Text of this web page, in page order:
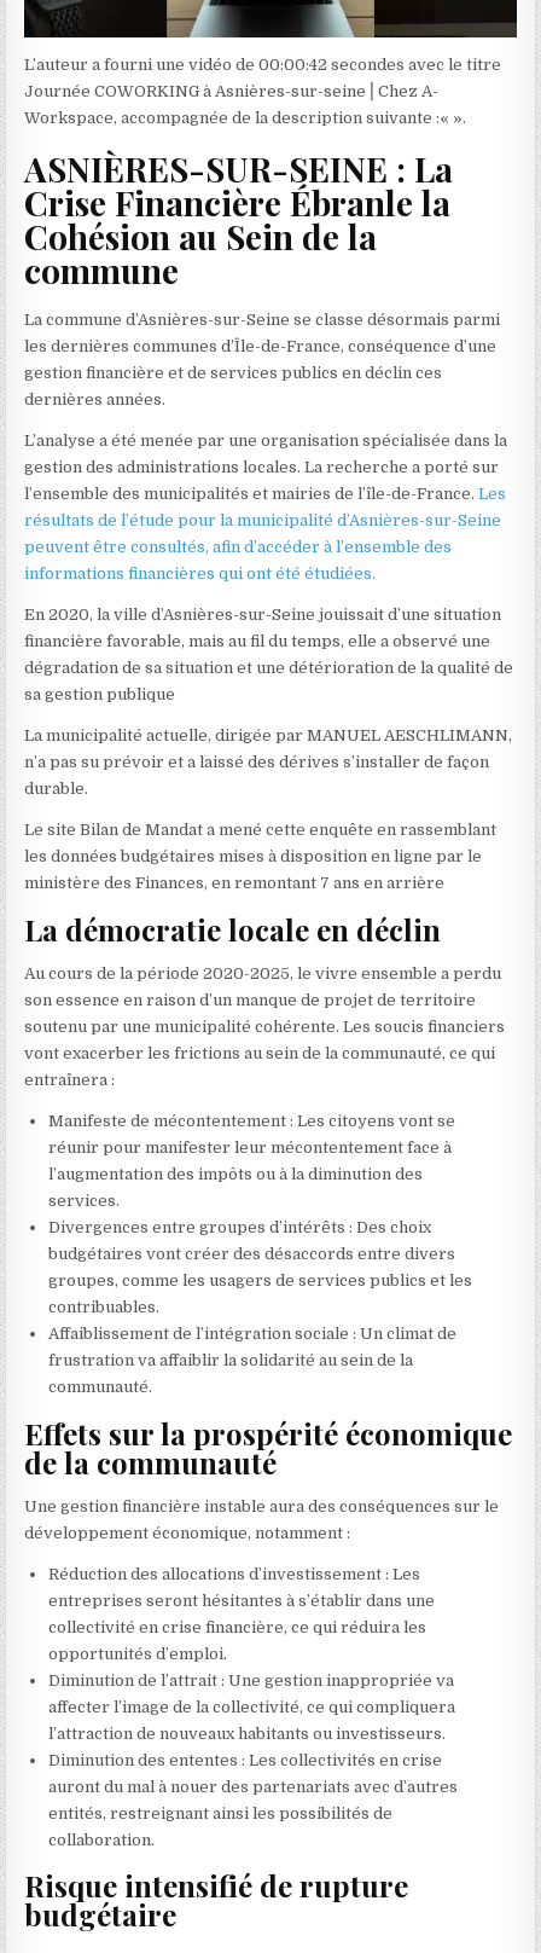
L’auteur a fourni une vidéo de 00:00:42 secondes avec le titre
Journée COWORKING à Asnières-sur-seine⎪Chez A-
Workspace, accompagnée de la description suivante :« ».
ASNIÈRES-SUR-SEINE : La
Crise Financière Ébranle la
Cohésion au Sein de la
commune
La commune d’Asnières-sur-Seine se classe désormais parmi
les dernières communes d’Île-de-France, conséquence d’une
gestion financière et de services publics en déclin ces
dernières années.
L’analyse a été menée par une organisation spécialisée dans la
gestion des administrations locales. La recherche a porté sur
l’ensemble des municipalités et mairies de l’île-de-France.Les
résultats de l’étude pour la municipalité d’Asnières-sur-Seine
peuvent être consultés, afin d’accéder à l’ensemble des
informations financières qui ont été étudiées.
En 2020, la ville d’Asnières-sur-Seine jouissait d’une situation
financière favorable, mais au fil du temps, elle a observé une
dégradation de sa situation et une détérioration de la qualité de
sa gestion publique
La municipalité actuelle, dirigée par MANUEL AESCHLIMANN,
n’a pas su prévoir et a laissé des dérives s’installer de façon
durable.
Le site Bilan de Mandat a mené cette enquête en rassemblant
les données budgétaires mises à disposition en ligne par le
ministère des Finances, en remontant 7 ans en arrière
La démocratie locale en déclin
Au cours de la période 2020-2025, le vivre ensemble a perdu
son essence en raison d’un manque de projet de territoire
soutenu par une municipalité cohérente. Les soucis financiers
vont exacerber les frictions au sein de la communauté, ce qui
entraînera :
Manifeste de mécontentement : Les citoyens vont se
réunir pour manifester leur mécontentement face à
l’augmentation des impôts ou à la diminution des
services.
Divergences entre groupes d’intérêts : Des choix
budgétaires vont créer des désaccords entre divers
groupes, comme les usagers de services publics et les
contribuables.
Affaiblissement de l’intégration sociale : Un climat de
frustration va affaiblir la solidarité au sein de la
communauté.
Effets sur la prospérité économique
de la communauté
Une gestion financière instable aura des conséquences sur le
développement économique, notamment :
Réduction des allocations d’investissement : Les
entreprises seront hésitantes à s’établir dans une
collectivité en crise financière, ce qui réduira les
opportunités d’emploi.
Diminution de l’attrait : Une gestion inappropriée va
affecter l’image de la collectivité, ce qui compliquera
l’attraction de nouveaux habitants ou investisseurs.
Diminution des ententes : Les collectivités en crise
auront du mal à nouer des partenariats avec d’autres
entités, restreignant ainsi les possibilités de
collaboration.
Risque intensifié de rupture
budgétaire